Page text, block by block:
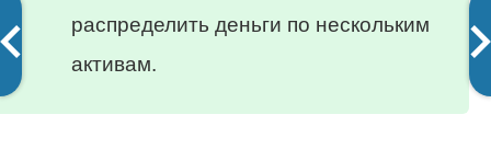
распределить деньги по нескольким
активам.